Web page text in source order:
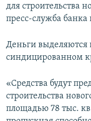
для строительства
пресс-служба банка
Деньги выделяются
синдицированном
«Средства будут
строительства
площадью 78 тыс.